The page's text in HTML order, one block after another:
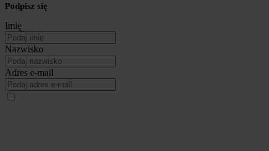
Podpisz się
Imię
Nazwisko
Adres e-mail